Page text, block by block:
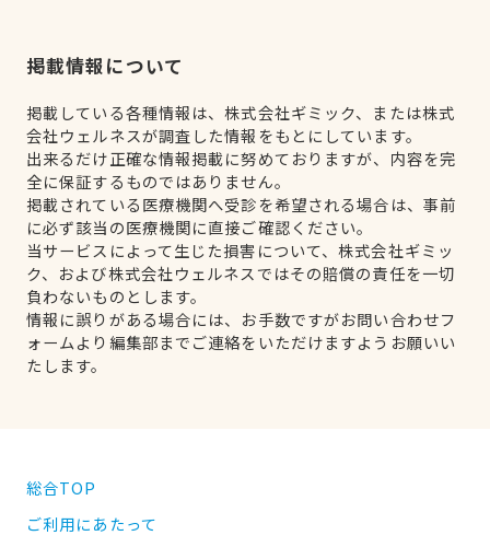
掲載情報について
掲載している各種情報は、株式会社ギミック、または株式
会社ウェルネスが調査した情報をもとにしています。
出来るだけ正確な情報掲載に努めておりますが、内容を完
全に保証するものではありません。
掲載されている医療機関へ受診を希望される場合は、事前
に必ず該当の医療機関に直接ご確認ください。
当サービスによって生じた損害について、株式会社ギミッ
ク、および株式会社ウェルネスではその賠償の責任を一切
負わないものとします。
情報に誤りがある場合には、お手数ですがお問い合わせフ
ォームより編集部までご連絡をいただけますようお願いい
たします。
総合TOP
ご利用にあたって